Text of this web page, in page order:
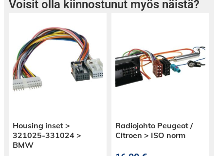
Voisit olla kiinnostunut myös näistä?
Housing inset >
321025-331024 >
BMW
Radiojohto Peugeot /
Citroen > ISO norm